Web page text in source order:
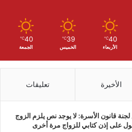
40
℃
الأربعاء
39
℃
الخميس
40
℃
الجمعة
الأخيرة تعليقات
قانون الأسرة: لا يوجد نص يلزم الزوج
على إذن كتابي للزواج مرة أخرى